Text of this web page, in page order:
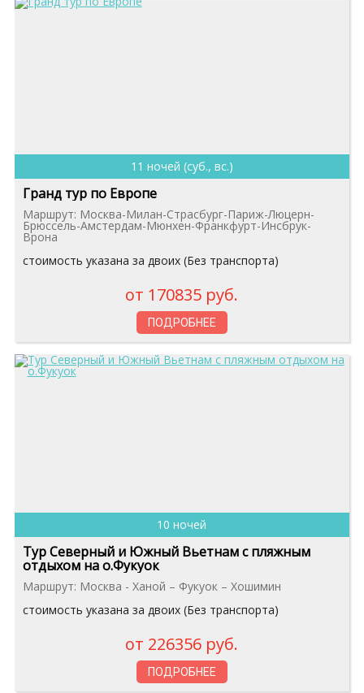
11 ночей (суб., вс.)
Гранд тур по Европе
Маршрут: Москва-Милан-Страсбург-Париж-Люцерн-
Брюссель-Амстердам-Мюнхен-Франкфурт-Инсбрук-
Врона
стоимость указана за двоих (Без транспорта)
от 170835 руб.
ПОДРОБНЕЕ
10 ночей
Тур Северный и Южный Вьетнам с пляжным
отдыхом на о.Фукуок
Маршрут: Москва - Ханой – Фукуок – Хошимин
стоимость указана за двоих (Без транспорта)
от 226356 руб.
ПОДРОБНЕЕ